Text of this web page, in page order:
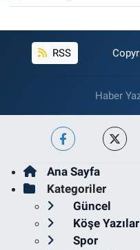
RSS
Haber
Ana Sayfa
Kategoriler
Güncel
Köşe
Spor